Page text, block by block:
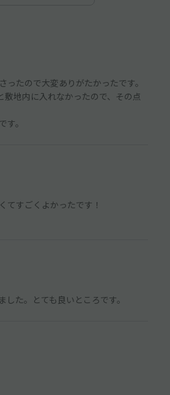
たので大変ありがたかったです。
地内に入れなかったので、その点
。
すごくよかったです！
た。とても良いところです。